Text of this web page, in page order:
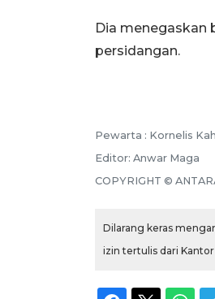
Dia menegaskan
persidangan.
Pewarta : Kornelis
Editor: Anwar Maga
COPYRIGHT ©
Dilarang keras
izin tertulis dari